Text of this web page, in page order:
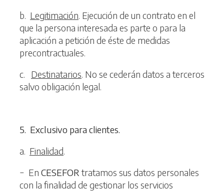
b. Legitimación. Ejecución de un contrato en el
que la persona interesada es parte o para la
aplicación a petición de éste de medidas
precontractuales.
c. Destinatarios. No se cederán datos a terceros
salvo obligación legal.
5. Exclusivo para clientes.
a. Finalidad.
− En CESEFORtratamos sus datos personales
con la finalidad de gestionar los servicios